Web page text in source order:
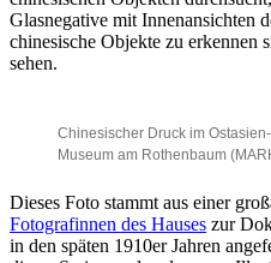
Glasnegative mit Innenansichten
chinesische Objekte zu erkennen
sehen.
Chinesischer Druck im
Museum am Rothenbaum
Dieses Foto stammt aus einer
Fotografinnen des Hauses zur
in den späten 1910er Jahren
)
,
1
n
v
.
2
0
2
©
M
u
R
K
K
3
G
r
g
s
h
2
9
.